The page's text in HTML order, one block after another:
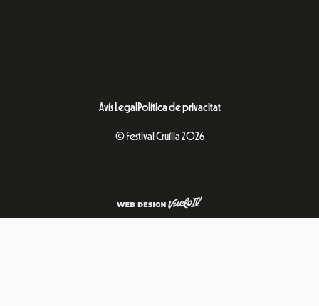
Avís Legal Política de privacitat
© Festival Cruïlla 2026